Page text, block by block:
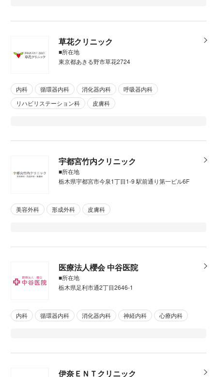
草花クリニック
■所在地
東京都あきる野市草花2724
内科 循環器内科 消化器内科
呼吸器内科
リハビリステーション科
皮膚科
宇都宮竹内クリニック
■所在地
栃木県宇都宮市今泉1丁目1-9 駅前通り第一ビル6F
美容外科 形成外科 皮膚科
医療法人櫻会 中谷医院
■所在地
栃木県足利市通2丁目2646-1
内科 循環器内科 消化器内科 神経内科 心療内科
伊奈ＥＮＴクリニック